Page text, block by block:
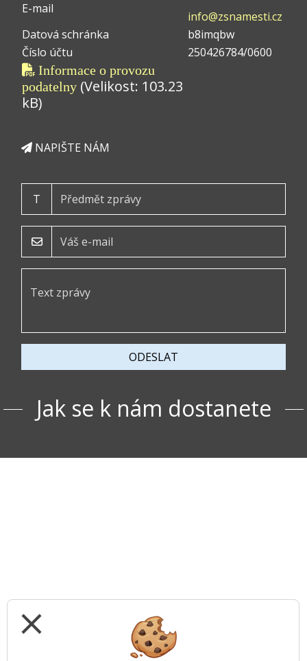
E-mail
info@zsnamesti.cz
Datová schránka
b8imqbw
Číslo účtu
250426784/0600
Informace o provozu
podatelny (Velikost: 103.23
kB)
NAPIŠTE NÁM
T
ODESLAT
Jak se k nám dostanete
close